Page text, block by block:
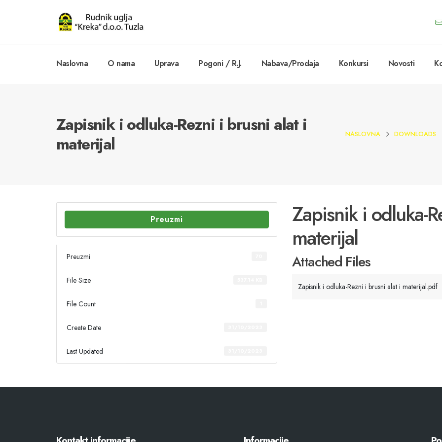
Naslovna O nama Uprava Pogoni / R.J. Nabava/Prodaja Konkursi Novosti
Zapisnik i odluka-Rezni i brusni alat i
materijal
NASLOVNA DOWNLOADS
Preuzmi
Preuzmi
File Size
File Count
Create Date
Last Updated
Zapisnik i odluka-
materijal
Attached Files
Zapisnik i odluka-Rezni i brusni alat i materijal.pdf